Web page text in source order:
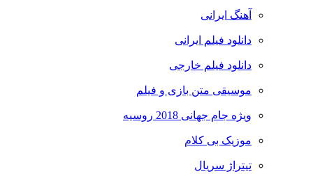
آهنگ ایرانی
دانلود فیلم ایرانی
دانلود فیلم خارجی
موسیقی متن بازی و فیلم
ویژه جام جهانی 2018 روسیه
موزیک بی کلام
تیتراژ سریال